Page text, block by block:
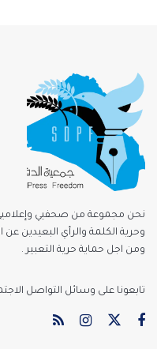
نحن مجموعة من صحفيي وإعلاميي
وحرية الكلمة والرأي البعيدين عن
ومن اجل حماية حرية التعبير .
تابعونا على وسائل التواصل